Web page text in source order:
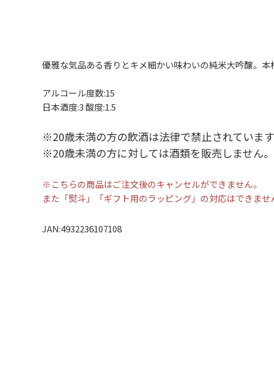
優雅な気品ある香りとキメ細かい味わいの純米大吟醸。本
アルコール度数:15
日本酒度:3 酸度:1.5
※20歳未満の方の飲酒は法律で禁止されています
※20歳未満の方に対しては酒類を販売しません。
※こちらの商品はご注文後のキャンセルができません。
また「熨斗」「ギフト用のラッピング」の対応はできませ
JAN:4932236107108